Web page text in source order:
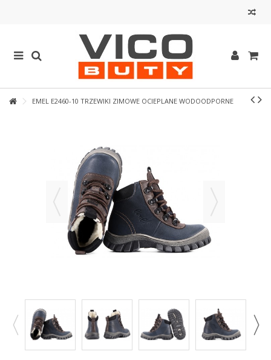
EMEL E2460-10 TRZEWIKI ZIMOWE OCIEPLANE WODOODPORNE